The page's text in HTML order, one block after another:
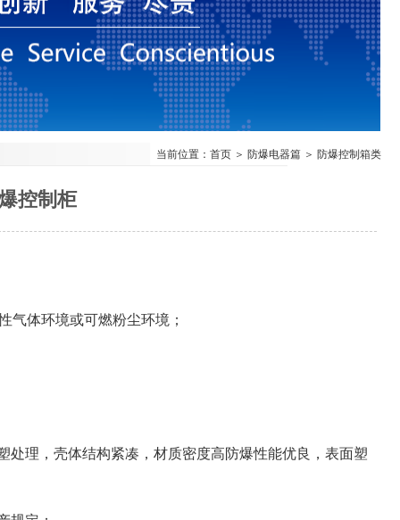
当前位置：首页 ＞ 防爆电器篇 ＞ 防爆控制箱类
控制柜
气体环境或可燃粉尘环境 ；
理，壳体结构紧凑，材质密度高防爆性能优良，表面塑